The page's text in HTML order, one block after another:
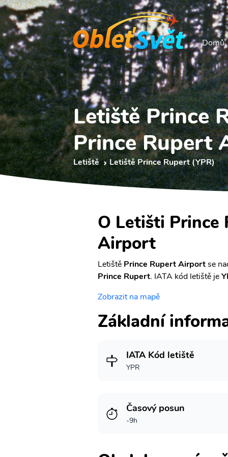
Domů
Letiště Prince
Prince Rupert
Letiště Letiště Prince Rupert (YPR)
O Letišti Prince
Airport
Letiště Prince Rupert Airportse
Prince Rupert. IATA kód letiště je
Zobrazit na mapě
Základní
IATA Kód letiště
YPR
Časový posun
-9h